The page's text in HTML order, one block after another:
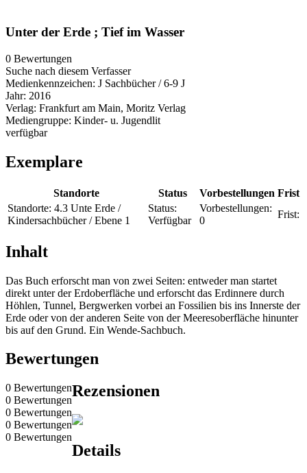
Unter der Erde ; Tief im Wasser
0 Bewertungen
Suche nach diesem Verfasser
Medienkennzeichen: J Sachbücher / 6-9 J
Jahr: 2016
Verlag: Frankfurt am Main, Moritz Verlag
Mediengruppe: Kinder- u. Jugendlit
verfügbar
Exemplare
Standorte Status Vorbestellungen Frist
Standorte: 4.3 Unte Erde /
Kindersachbücher / Ebene 1
Status:
Verfügbar
Vorbestellungen:
0
Frist:
Inhalt
Das Buch erforscht man von zwei Seiten: entweder man startet
direkt unter der Erdoberfläche und erforscht das Erdinnere durch
Höhlen, Tunnel, Bergwerken vorbei an Fossilien bis ins Innerste der
Erde oder von der anderen Seite von der Meeresoberfläche hinunter
bis auf den Grund. Ein Wende-Sachbuch.
Bewertungen
0 Bewertungen
0 Bewertungen
0 Bewertungen
0 Bewertungen
0 Bewertungen
Rezensionen
Details